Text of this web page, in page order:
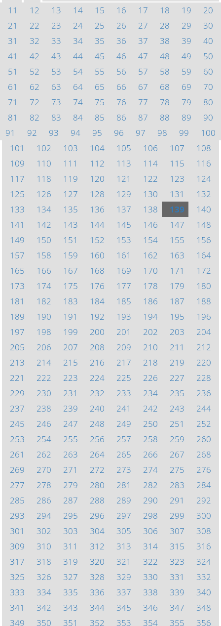
11
12 13 14 15 16 17 18 19
20
21
22 23 24 25 26 27 28 29
30
31
32 33 34 35 36 37 38 39
40
41
42 43 44 45 46 47 48 49
50
51
52 53 54 55 56 57 58 59
60
61
62 63 64 65 66 67 68 69
70
71
72 73 74 75 76 77 78 79
80
81
82 83 84 85 86 87 88 89
90
91
92 93 94 95 96 97 98 99
100
101
102 103 104 105 106 107
108
109
110 111 112 113 114 115
116
117
118 119 120 121 122 123
124
125
126 127 128 129 130 131
132
133
134 135 136 137 138 139
140
141
142 143 144 145 146 147
148
149
150 151 152 153 154 155
156
157
158 159 160 161 162 163
164
165
166 167 168 169 170 171
172
173
174 175 176 177 178 179
180
181
182 183 184 185 186 187
188
189
190 191 192 193 194 195
196
197
198 199 200 201 202 203
204
205
206 207 208 209 210 211
212
213
214 215 216 217 218 219
220
221
222 223 224 225 226 227
228
229
230 231 232 233 234 235
236
237
238 239 240 241 242 243
244
245
246 247 248 249 250 251
252
253
254 255 256 257 258 259
260
261
262 263 264 265 266 267
268
269
270 271 272 273 274 275
276
277
278 279 280 281 282 283
284
285
286 287 288 289 290 291
292
293
294 295 296 297 298 299
300
301
302 303 304 305 306 307
308
309
310 311 312 313 314 315
316
317
318 319 320 321 322 323
324
325
326 327 328 329 330 331
332
333
334 335 336 337 338 339
340
341
342 343 344 345 346 347
348
349
350 351 352 353 354 355 356